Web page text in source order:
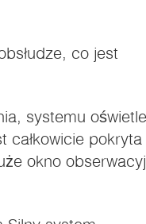
co jest
systemu
całkowicie pokryta
okno